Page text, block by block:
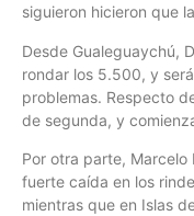
siguieron hicieron que
Desde Gualeguaychú,
rondar los 5.500, y
problemas. Respecto
de segunda, y
Por otra parte,
fuerte caída en los
mientras que en Islas